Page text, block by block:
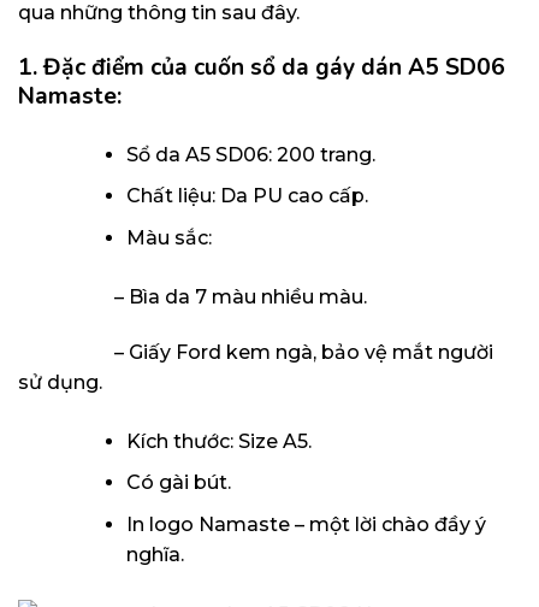
qua những thông tin sau đây.
1. Đặc điểm của cuốn sổ da gáy dán A5 SD06
Namaste:
Sổ da A5 SD06: 200 trang.
Chất liệu: Da PU cao cấp.
Màu sắc:
– Bìa da 7 màu nhiều màu.
– Giấy Ford kem ngà, bảo vệ mắt người
sử dụng.
Kích thước: Size A5.
Có gài bút.
In logo Namaste – một lời chào đầy ý
nghĩa.